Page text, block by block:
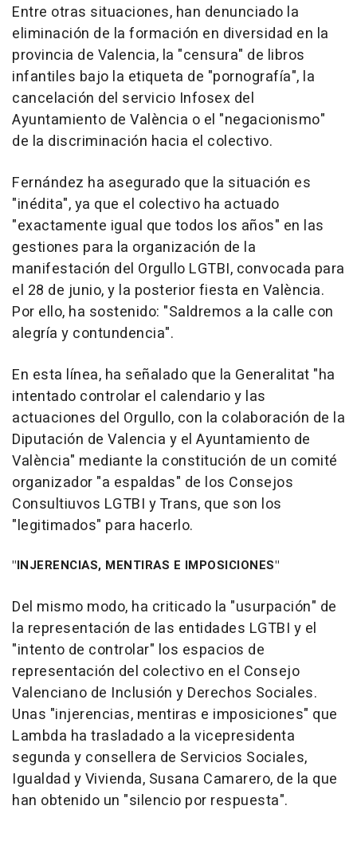
Entre otras situaciones, han denunciado la
eliminación de la formación en diversidad en la
provincia de Valencia, la "censura" de libros
infantiles bajo la etiqueta de "pornografía", la
cancelación del servicio Infosex del
Ayuntamiento de València o el "negacionismo"
de la discriminación hacia el colectivo.
Fernández ha asegurado que la situación es
"inédita", ya que el colectivo ha actuado
"exactamente igual que todos los años" en las
gestiones para la organización de la
manifestación del Orgullo LGTBI, convocada para
el 28 de junio, y la posterior fiesta en València.
Por ello, ha sostenido: "Saldremos a la calle con
alegría y contundencia".
En esta línea, ha señalado que la Generalitat "ha
intentado controlar el calendario y las
actuaciones del Orgullo, con la colaboración de la
Diputación de Valencia y el Ayuntamiento de
València" mediante la constitución de un comité
organizador "a espaldas" de los Consejos
Consultiuvos LGTBI y Trans, que son los
"legitimados" para hacerlo.
"INJERENCIAS, MENTIRAS E IMPOSICIONES"
Del mismo modo, ha criticado la "usurpación" de
la representación de las entidades LGTBI y el
"intento de controlar" los espacios de
representación del colectivo en el Consejo
Valenciano de Inclusión y Derechos Sociales.
Unas "injerencias, mentiras e imposiciones" que
Lambda ha trasladado a la vicepresidenta
segunda y consellera de Servicios Sociales,
Igualdad y Vivienda, Susana Camarero, de la que
han obtenido un "silencio por respuesta".